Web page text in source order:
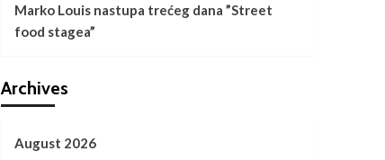
Marko Louis nastupa trećeg dana ”Street
food stagea”
Archives
August 2026